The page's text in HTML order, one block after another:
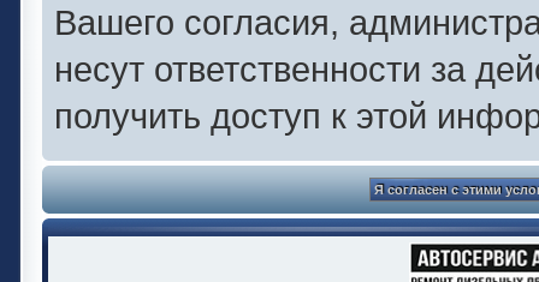
Вашего согласия,
несут ответственности за
получить доступ к этой